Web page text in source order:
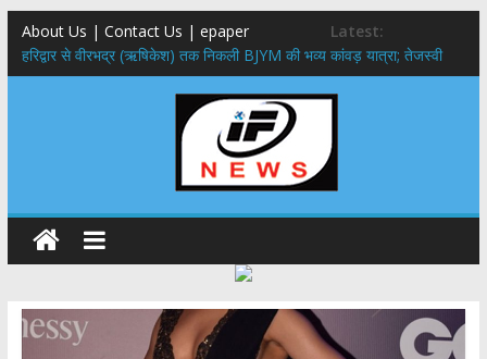
About Us | Contact Us | epaper
Latest:
​हरिद्वार से वीरभद्र (ऋषिकेश) तक निकली BJYM की भव्य कांवड़ यात्रा; तेजस्वी
सूर्या ने की देश व प्रदेशवासियों के कल्याण की कामना
नंदा की चौकी पुल हादसा: PWD के EE, AE और JE निलंबित, सीएम धामी के निर्देश
मुख्यमंत्री ने 9 लाख 87 हजार17 पेंशन लाभार्थियों को कुल 146 करोड़ 32 लाख
राष्ट्रीय हथकरघा दिवस पर मुख्यमंत्री धामी ने उत्कृष्ट बुनकरों और हस्तशिल्प
कारीगरों को किया सम्मानित
​धामी कैबिनेट का बड़ा फैसला: पशुपालकों को 60% तक सब्सिडी, गंगा एक्सप्रेसवे का
हरिद्वार तक होगा विस्तार